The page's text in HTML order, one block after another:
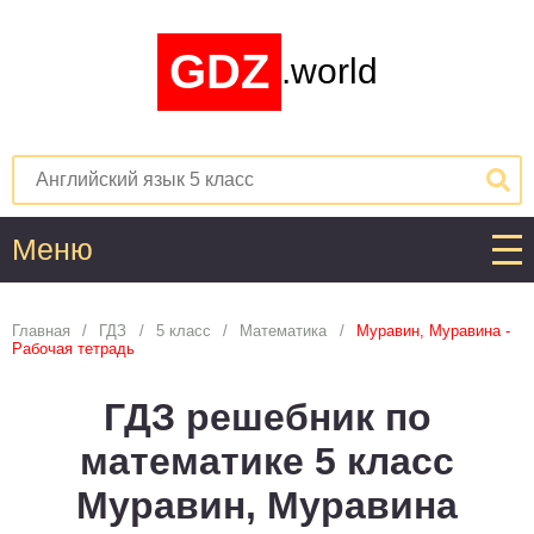
GDZ .world
Меню
1
2 3
Английский язык
2 3 4 5 6 7 9 10
Астрономия
Главная ГДЗ 5 класс Математика
Муравин, Муравина -
Рабочая тетрадь
ГДЗ решебник по
математике 5 класс
Муравин, Муравина